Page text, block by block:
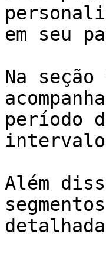
em seu
Na
período
Além